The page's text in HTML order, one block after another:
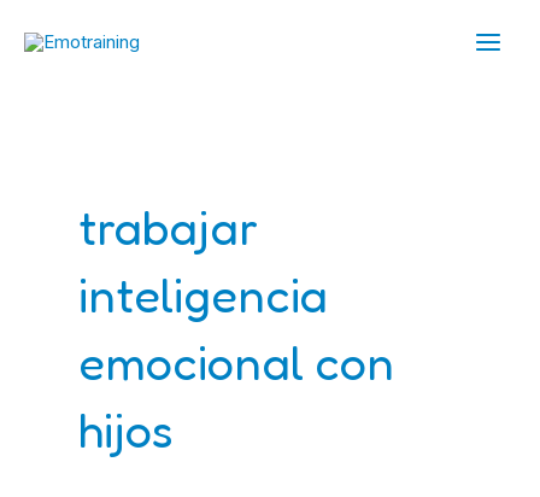
trabajar
inteligencia
emocional con
hijos